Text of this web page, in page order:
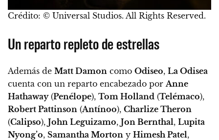
Crédito: © Universal Studios. All Rights Reserved.
Un reparto repleto de estrellas
Además de Matt Damon como Odiseo, La Odisea
cuenta con un reparto encabezado por Anne
Hathaway(Penélope), Tom Holland (Telémaco),
Robert Pattinson (Antínoo), Charlize Theron
(Calipso), John Leguizamo, Jon Bernthal, Lupita
Nyong’o, Samantha Morton y Himesh Patel,